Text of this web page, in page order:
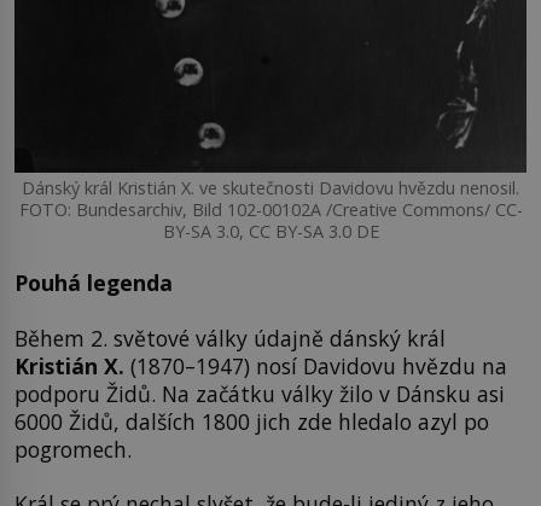
Dánský král Kristián X. ve skutečnosti Davidovu hvězdu nenosil.
FOTO: Bundesarchiv, Bild 102-00102A /Creative Commons/ CC-
BY-SA 3.0, CC BY-SA 3.0 DE
Pouhá legenda
Během 2. světové války údajně dánský král
Kristián X. (1870–1947) nosí Davidovu hvězdu na
podporu Židů. Na začátku války žilo v Dánsku asi
6000 Židů, dalších 1800 jich zde hledalo azyl po
pogromech.